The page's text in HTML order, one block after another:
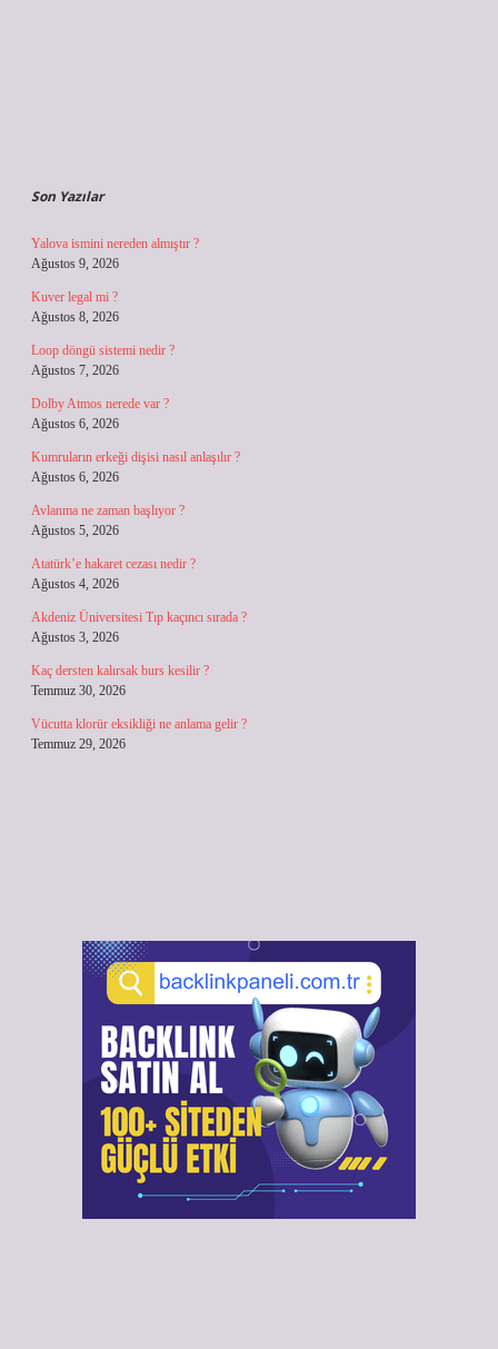
Son Yazılar
Yalova ismini nereden almıştır ?
Ağustos 9, 2026
Kuver legal mi ?
Ağustos 8, 2026
Loop döngü sistemi nedir ?
Ağustos 7, 2026
Dolby Atmos nerede var ?
Ağustos 6, 2026
Kumruların erkeği dişisi nasıl anlaşılır ?
Ağustos 6, 2026
Avlanma ne zaman başlıyor ?
Ağustos 5, 2026
Atatürk’e hakaret cezası nedir ?
Ağustos 4, 2026
Akdeniz Üniversitesi Tıp kaçıncı sırada ?
Ağustos 3, 2026
Kaç dersten kalırsak burs kesilir ?
Temmuz 30, 2026
Vücutta klorür eksikliği ne anlama gelir ?
Temmuz 29, 2026